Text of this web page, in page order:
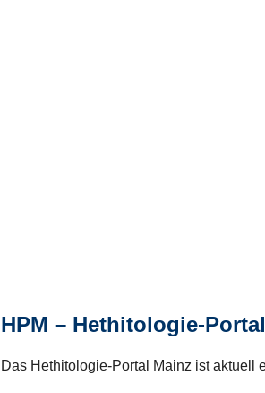
HPM – Hethitologie-
Das Hethitologie-Portal Mainz ist aktuell